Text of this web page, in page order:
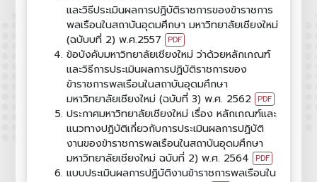
และวิธีประเมินผลการปฏิบัติราชการของข้าราชการ
พลเรือนในสถาบันอุดมศึกษา มหาวิทยาลัยเชียงใหม่
(ฉบับบที่ 2) พ.ศ.2557 PDF
ข้อบังคับมหาวิทยาลัยเชียงใหม่ ว่าด้วยหลักเกณฑ์
และวิธีการประเมินผลการปฏิบัติราชการของ
ข้าราชการพลเรือนในสถาบันอุดมศึกษา
มหาวิทยาลัยเชียงใหม่ (ฉบับที่ 3) พ.ศ. 2562 PDF
ประกาศมหาวิทยาลัยเชียงใหม่ เรื่อง หลักเกณฑ์และ
แนวทางปฏิบัติเกี่ยวกับการประเมินผลการปฏิบัติ
งานของข้าราชการพลเรือนในสถาบันอุดมศึกษา
มหาวิทยาลัยเชียงใหม่ ฉบับที่ 2) พ.ศ. 2564 PDF
แบบประเมินผลการปฏิบัติงานข้าราชการพลเรือนใน